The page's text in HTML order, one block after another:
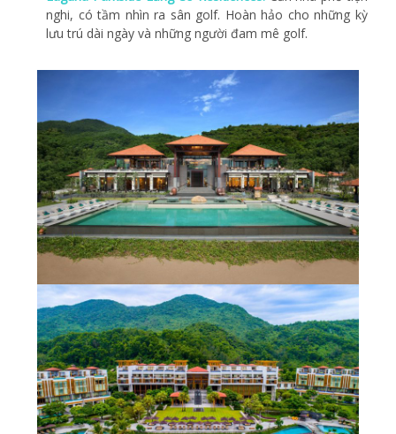
nghi, có tầm nhìn ra sân golf. Hoàn hảo cho những kỳ
lưu trú dài ngày và những người đam mê golf.